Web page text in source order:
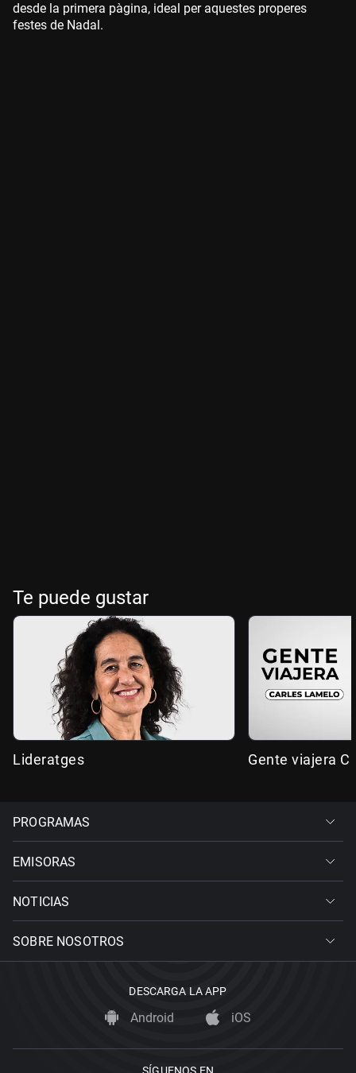
desde la primera pàgina, ideal per aquestes properes
festes de Nadal.
Te puede gustar
Lideratges Gente viajera
PROGRAMAS
EMISORAS
NOTICIAS
SOBRE NOSOTROS
DESCARGA LA APP
Android iOS